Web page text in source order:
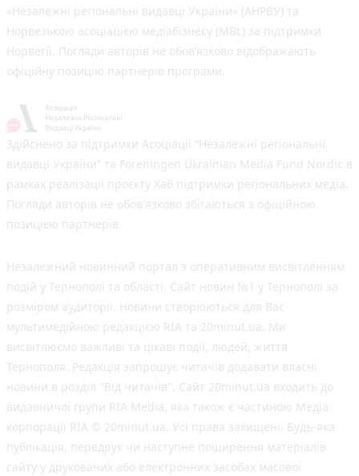
«Незалежні регіональні видавці України» (АНРВУ) та
Норвезькою асоціацією медіабізнесу (MBL) за підтримки
Норвегії. Погляди авторів не обов’язково відображають
офіційну позицію партнерів програми.
Здійснено за підтримки Асоціації “Незалежні регіональні
видавці України” та Foreningen Ukrainian Media Fund Nordic в
рамках реалізації проєкту Хаб підтримки регіональних медіа.
Погляди авторів не обов'язково збігаються з офіційною
позицією партнерів
Незалежний новинний портал з оперативним висвітленням
подій у Тернополі та області. Сайт новин №1 у Тернополі за
розміром аудиторії. Новини створюються для Вас
мультимедійною редакцією RIA та 20minut.ua. Ми
висвітлюємо важливі та цікаві події, людей, життя
Тернополя. Редакція запрошує читачів додавати власні
новини в розділ "Від читачів". Сайт 20minut.ua входить до
видавничої групи RIA Media, яка також є частиною Медіа
корпорації RIA © 20minut.ua. Усі права захищені. Будь-яка
публiкацiя, передрук чи наступне поширення матеріалів
сайту у друкованих або електронних засобах масової